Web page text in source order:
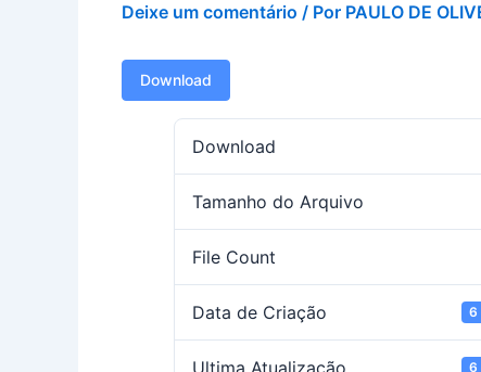
Deixe um comentário / Por PAULO DE
Download
Download
Tamanho do Arquivo
File Count
Data de Criação 6
Ultima Atualização 6